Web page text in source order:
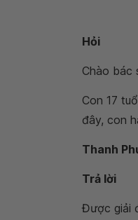
Hỏi
Chào bác
Con 17
đây, con
Thanh
Trả lời
Được giải